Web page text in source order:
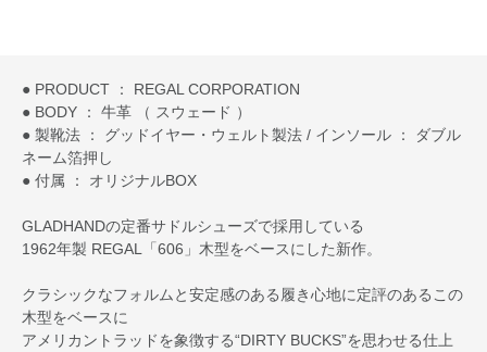
● PRODUCT ： REGAL CORPORATION
● BODY ： 牛革 （ スウェード ）
● 製靴法 ： グッドイヤー・ウェルト製法 / インソール ： ダブル
ネーム箔押し
● 付属 ： オリジナルBOX
GLADHANDの定番サドルシューズで採用している
1962年製 REGAL「606」木型をベースにした新作。
クラシックなフォルムと安定感のある履き心地に定評のあるこの
木型をベースに
アメリカントラッドを象徴する“DIRTY BUCKS”を思わせる仕上